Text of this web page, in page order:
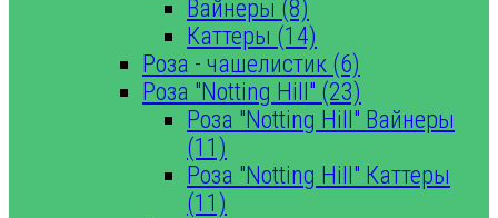
Вайнеры (8)
Каттеры (14)
Роза - чашелистик (6)
Роза "Notting Hill" (23)
Роза "Notting Hill" Вайнеры
(11)
Роза "Notting Hill" Каттеры
(11)